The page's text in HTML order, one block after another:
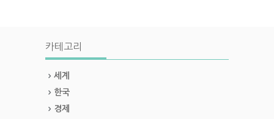
카테고리
세계
한국
경제